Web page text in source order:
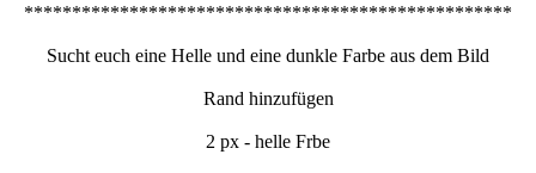
***************************************************
Sucht euch eine Helle und eine dunkle Farbe aus dem Bild
Rand hinzufügen
2 px - helle Frbe